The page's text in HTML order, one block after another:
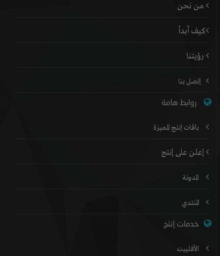
من نحن
كيف أبدأ
رؤيتنا
إتصل بنا
روابط هامة
باقات إنتج المميزة
إعلن على إنتج
المدونة
المنتدي
خدمات إنتج
الأفلييت